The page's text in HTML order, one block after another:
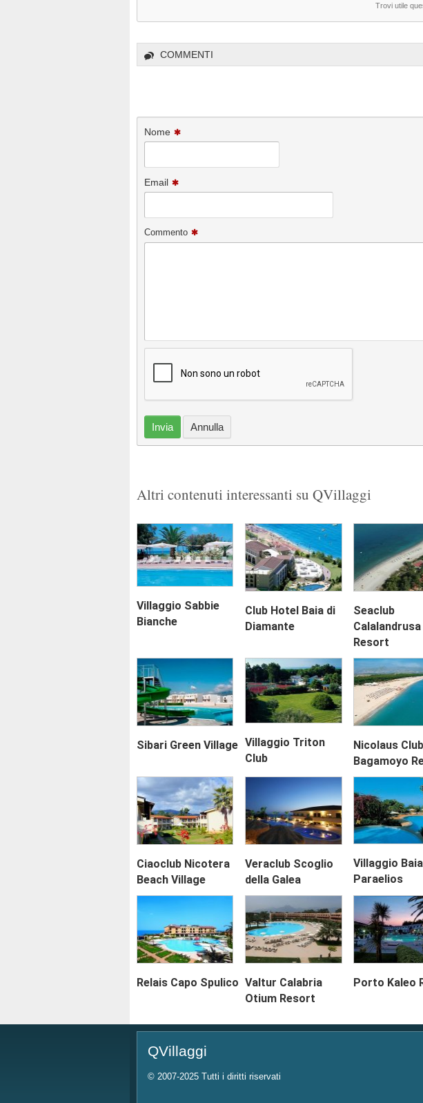
Trovi utile
COMMENTI
Nome
Email
Commento
Invia Annulla
Altri contenuti interessanti su QVillaggi
Villaggio Sabbie
Bianche
Club Hotel Baia di
Diamante
Seaclub
Resort
Sibari Green Village Villaggio Triton
Club
Nicolaus Club
Bagamoyo
Ciaoclub Nicotera
Beach Village
Veraclub Scoglio
della Galea
Villaggio Baia
Paraelios
Relais Capo Spulico Valtur Calabria
Otium Resort
Porto Kaleo
Next
QVillaggi
© 2007-2025 Tutti i diritti riservati